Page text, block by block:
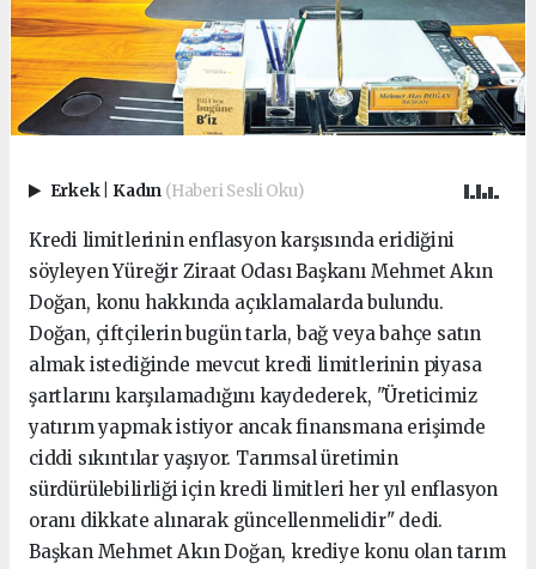
Erkek Kadın (Haberi Sesli Oku)
Kredi limitlerinin enflasyon karşısında eridiğini
söyleyen Yüreğir Ziraat Odası Başkanı Mehmet Akın
Doğan, konu hakkında açıklamalarda bulundu.
Doğan, çiftçilerin bugün tarla, bağ veya bahçe satın
almak istediğinde mevcut kredi limitlerinin piyasa
şartlarını karşılamadığını kaydederek, "Üreticimiz
yatırım yapmak istiyor ancak finansmana erişimde
ciddi sıkıntılar yaşıyor. Tarımsal üretimin
sürdürülebilirliği için kredi limitleri her yıl enflasyon
oranı dikkate alınarak güncellenmelidir" dedi.
Başkan Mehmet Akın Doğan, krediye konu olan tarım